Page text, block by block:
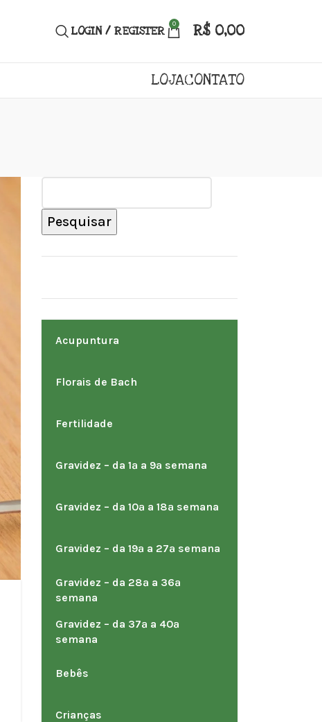
LOGIN / REGISTER 0 R$0,00
LOJACONTATO
Pesquisar
Acupuntura
Florais de Bach
Fertilidade
Gravidez – da 1ª a 9ª semana
Gravidez – da 10ª a 18ª semana
Gravidez – da 19ª a 27ª semana
Gravidez – da 28ª a 36ª
semana
Gravidez – da 37ª a 40ª
semana
Bebês
Crianças